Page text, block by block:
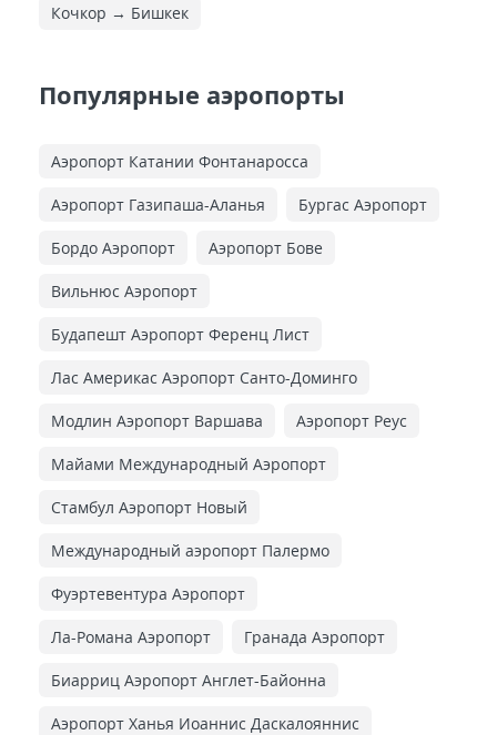
Кочкор → Бишкек
Популярные аэропорты
Аэропорт Катании Фонтанаросса
Аэропорт Газипаша-Аланья Бургас Аэропорт
Бордо Аэропорт Аэропорт Бове
Вильнюс Аэропорт
Будапешт Аэропорт Ференц Лист
Лас Америкас Аэропорт Санто-Доминго
Модлин Аэропорт Варшава Аэропорт Реус
Майами Международный Аэропорт
Стамбул Аэропорт Новый
Международный аэропорт Палермо
Фуэртевентура Аэропорт
Ла-Романа Аэропорт Гранада Аэропорт
Биарриц Аэропорт Англет-Байонна
Аэропорт Ханья Иоаннис Даскалояннис